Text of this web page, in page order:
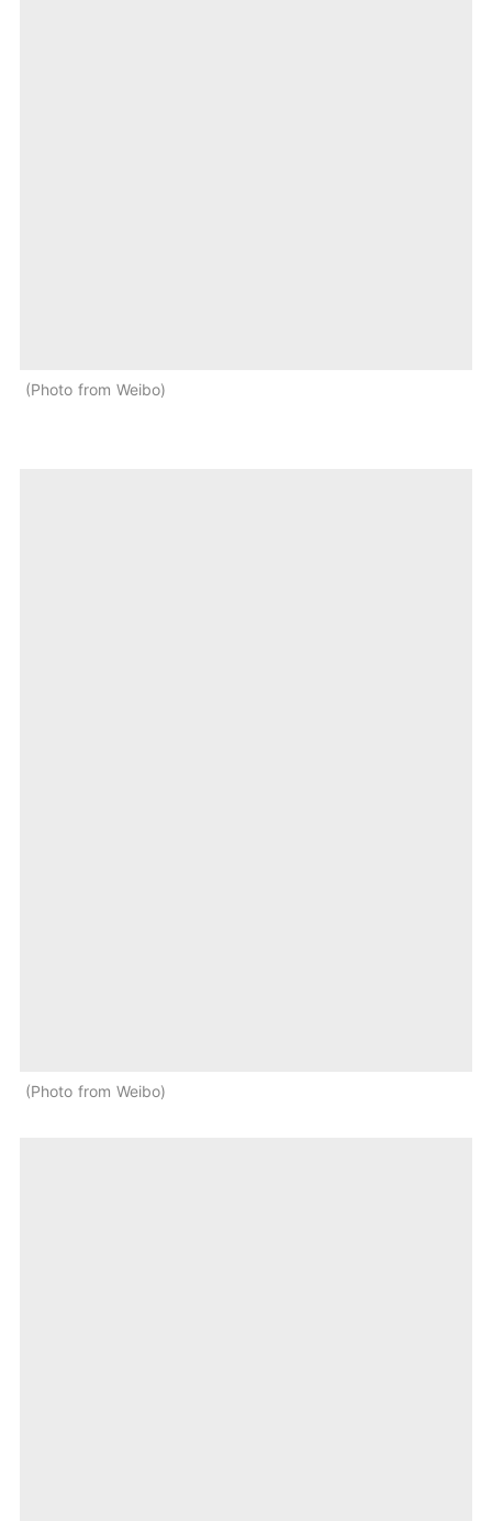
Photo from Weibo
Photo from Weibo